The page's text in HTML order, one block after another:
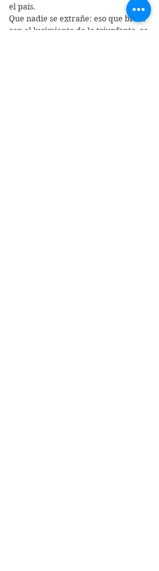
el país.
Que nadie se extrañe: eso que brilla
con el lucimiento de lo triunfante, es